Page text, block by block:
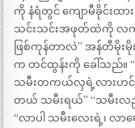
ကို နံရံတွင် ကျောမီခိုင်းထ
သင်းသင်းအဖုတ်ထဲကို လ
ဖြစ်ကုန်တာလဲ” အန်တီမိုး
က တင်ထွန်းကို ခေါ်သည်။
သမီးတကယ်လှရဲ့လားဟင်”
တယ် သမီးရယ်” “သမီးလည်
“လာပါ သမီးလေးရဲ့၊ လာ